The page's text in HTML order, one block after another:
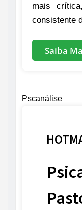
mais
consistente
Saiba
Pscanálise